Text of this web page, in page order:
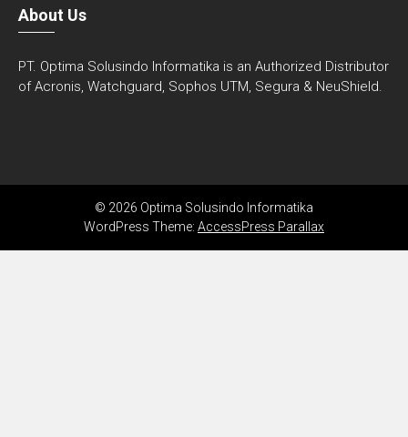
About Us
PT. Optima Solusindo Informatika is an Authorized Distributor
of Acronis, Watchguard, Sophos UTM, Segura & NeuShield.
© 2026 Optima Solusindo Informatika
WordPress Theme: AccessPress Parallax